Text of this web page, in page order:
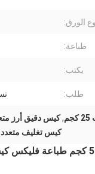
الورق:
طباعة:
يكتب:
طلب:
,كيس دقيق أرز
كيس تغليف
الشركة المصنعة كيس التغليف القابل للتحلل الحيوي من دقيق